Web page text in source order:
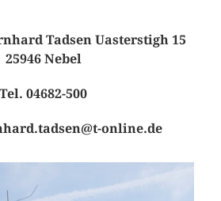
Tadsen Uasterstigh 15
25946 Nebel
Tel. 04682-500
online.de